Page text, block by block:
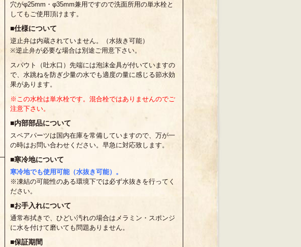
穴がφ25mm・φ35mm兼用ですので洗面所用の単水栓と
してもご使用頂けます。
■仕様について
逆止弁は内蔵されていません。（水抜き可能）
※逆止弁が必要な場合は別途ご用意下さい。
スパウト（吐水口）先端には泡沫金具が付いていますの
で、水跳ねを防ぎ少量の水でも適度の量に感じる節水効
果があります。
※この水栓は単水栓です。混合栓ではありませんのでご
注意下さい。
■内部部品について
スペアパーツは国内在庫を常備していますので、万が一
の時はお問い合わせください。早急に対応致します。
■寒冷地について
寒冷地でも使用可能（水抜き可能）。
※凍結の可能性のある環境下では必ず水抜きを行ってく
ださい。
■お手入れについて
通常布拭きで、ひどい汚れの場合はメラミン・スポンジ
に水を付けて磨いても問題ありません。
■保証期間